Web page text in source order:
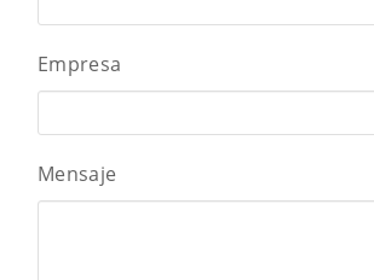
Empresa
Mensaje